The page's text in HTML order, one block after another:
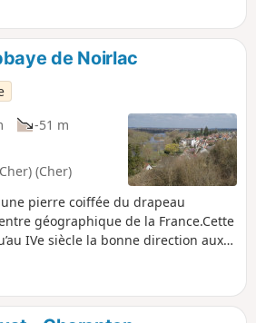
Sa création a
de 115
trois
de trois
à Fontblisse
nombreuses
de fer. Le Canal
de Noirlac
-51 m
(Cher)
pierre coiffée du drapeau
géographique de la France.Cette
IVe siècle la bonne direction aux
3e fois, Père de la patrie -
Bourges (Avaricum) 12 de
25 de Neris